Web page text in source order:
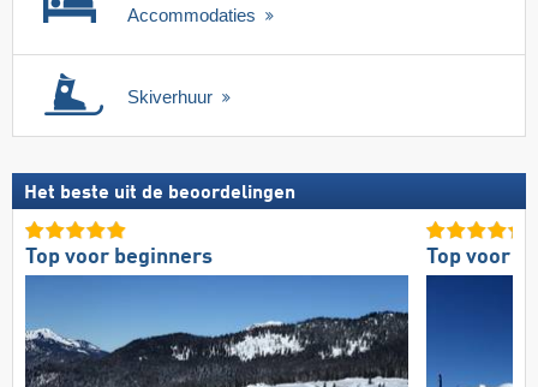
Accommodaties
Skiverhuur
Het beste uit de beoordelingen
Top voor beginners Top voor